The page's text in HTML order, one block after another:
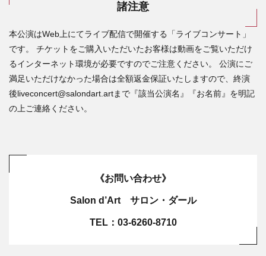
諸注意
本公演はWeb上にてライブ配信で開催する「ライブコンサート」
です。 チケットをご購入いただいたお客様は動画をご覧いただけ
るインターネット環境が必要ですのでご注意ください。 公演にご
満足いただけなかった場合は全額返金保証いたしますので、終演
後liveconcert@salondart.artまで『該当公演名』『お名前』を明記
の上ご連絡ください。
《お問い合わせ》
Salon d’Art サロン・ダール
TEL：03-6260-8710